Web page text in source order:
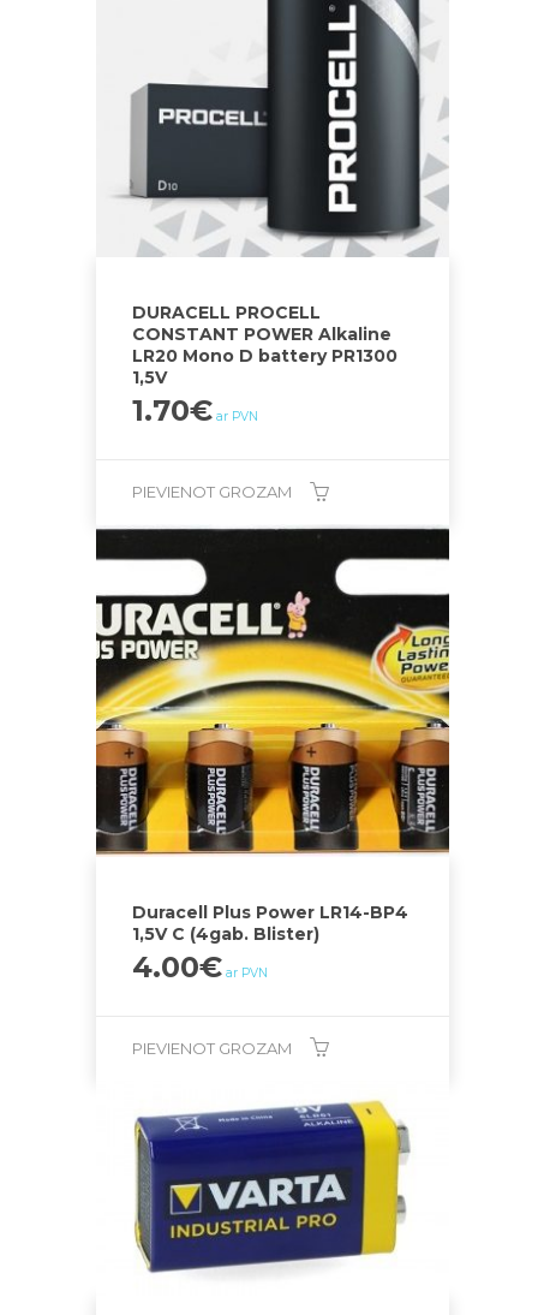
DURACELL PROCELL
CONSTANT POWER Alkaline
LR20 Mono D battery PR1300
1,5V
1.70€ ar PVN
PIEVIENOT GROZAM
Duracell Plus Power LR14-BP4
1,5V C (4gab. Blister)
4.00€ ar PVN
PIEVIENOT GROZAM